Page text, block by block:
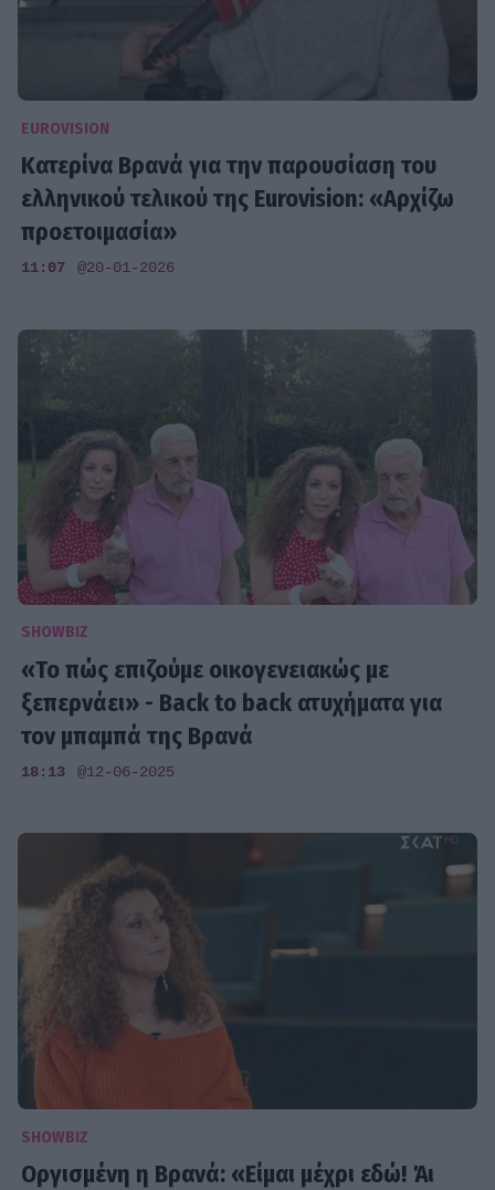
EUROVISION
Κατερίνα Βρανά για την παρουσίαση του
ελληνικού τελικού της Eurovision: «Αρχίζω
προετοιμασία»
11:07 @20-01-2026
SHOWBIZ
«Το πώς επιζούμε οικογενειακώς με
ξεπερνάει» - Back to back ατυχήματα για
τον μπαμπά της Βρανά
18:13 @12-06-2025
SHOWBIZ
Οργισμένη η Βρανά: «Είμαι μέχρι εδώ! Άι